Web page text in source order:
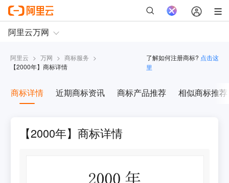
阿里云 > 万网 > 商标服务 >
【2000年】商标详情
了解如何注册商标? 点击这
里
商标详情 近期商标资讯 商标产品推荐 相似商标推荐
【2000年】商标详情